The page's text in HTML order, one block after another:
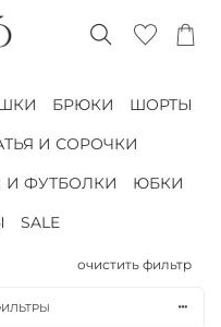
БРЮКИ
ШОРТЫ
И СОРОЧКИ
И ФУТБОЛКИ
ЮБКИ
SALE
очистить фильтр